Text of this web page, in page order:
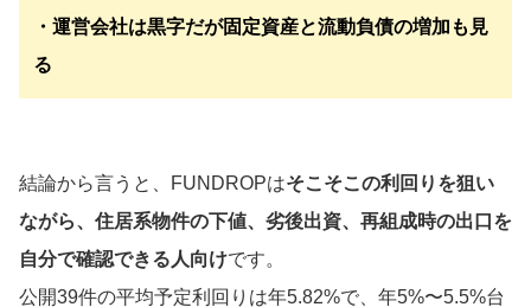
・運営会社は黒字だが固定資産と流動負債の増加も見
る
結論から言うと、FUNDROPはそこそこの利回りを狙い
ながら、住居系物件の下値、劣後出資、再組成時の出口を
自分で確認できる人向けです。
公開39件の平均予定利回りは年5.82%で、年5%〜5.5%台